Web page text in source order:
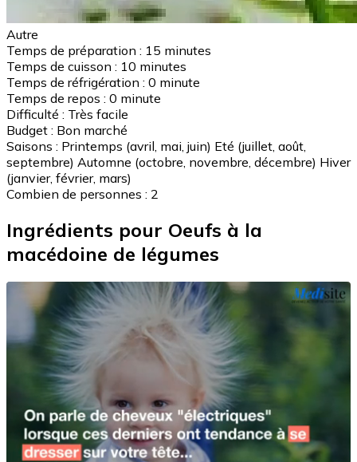
Autre
Temps de préparation : 15 minutes
Temps de cuisson : 10 minutes
Temps de réfrigération : 0 minute
Temps de repos : 0 minute
Difficulté : Très facile
Budget : Bon marché
Saisons : Printemps (avril, mai, juin) Eté (juillet, août,
septembre) Automne (octobre, novembre, décembre) Hiver
(janvier, février, mars)
Combien de personnes : 2
Ingrédients pour Oeufs à la
macédoine de légumes